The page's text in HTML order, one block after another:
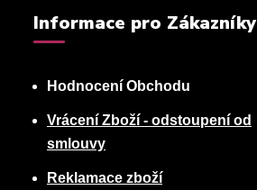
Informace pro Zákazníky
Hodnocení Obchodu
Vrácení Zboží - odstoupení od
smlouvy
Reklamace zboží